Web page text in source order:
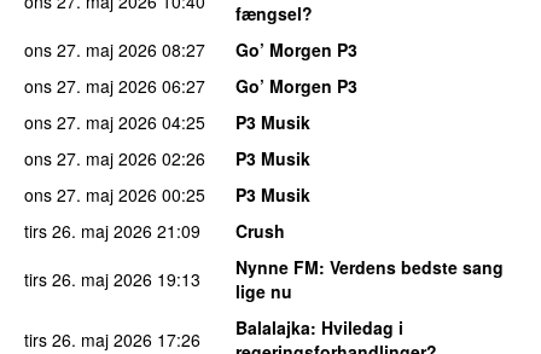
fængsel?
ons 27. maj 2026 08:27
Go’ Morgen P3
ons 27. maj 2026 06:27
Go’ Morgen P3
ons 27. maj 2026 04:25
P3 Musik
ons 27. maj 2026 02:26
P3 Musik
ons 27. maj 2026 00:25
P3 Musik
tirs 26. maj 2026 21:09
Crush
tirs 26. maj 2026 19:13 Nynne FM: Verdens bedste sang
lige nu
tirs 26. maj 2026 17:26 Balalajka: Hviledag i